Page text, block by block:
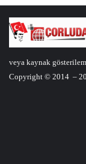
veya kaynak
Copyright © 2014 –